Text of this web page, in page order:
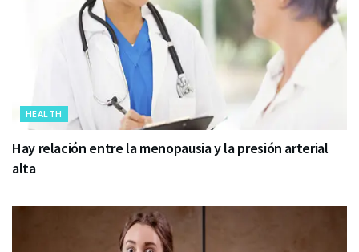
HEALTH
Hay relación entre la menopausia y la presión arterial
alta